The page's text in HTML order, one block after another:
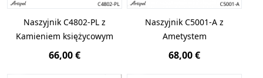
Naszyjnik C4802-PL z
Kamieniem księżycowym
66,00 €
Naszyjnik C5001-A z
Ametystem
68,00 €